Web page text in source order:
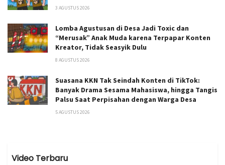
3 AGUSTUS 2026
Lomba Agustusan di Desa Jadi Toxic dan
“Merusak” Anak Muda karena Terpapar Konten
Kreator, Tidak Seasyik Dulu
8 AGUSTUS 2026
Suasana KKN Tak Seindah Konten di TikTok:
Banyak Drama Sesama Mahasiswa, hingga Tangis
Palsu Saat Perpisahan dengan Warga Desa
5 AGUSTUS 2026
Video Terbaru